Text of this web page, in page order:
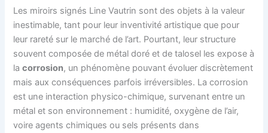
Les miroirs signés Line Vautrin sont des objets à la valeur
inestimable, tant pour leur inventivité artistique que pour
leur rareté sur le marché de l’art. Pourtant, leur structure
souvent composée de métal doré et de talosel les expose à
lacorrosion, un phénomène pouvant évoluer discrètement
mais aux conséquences parfois irréversibles. La corrosion
est une interaction physico-chimique, survenant entre un
métal et son environnement : humidité, oxygène de l’air,
voire agents chimiques ou sels présents dans